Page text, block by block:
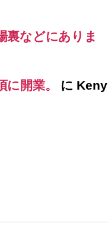
裏などにありま
開業。 に Keny